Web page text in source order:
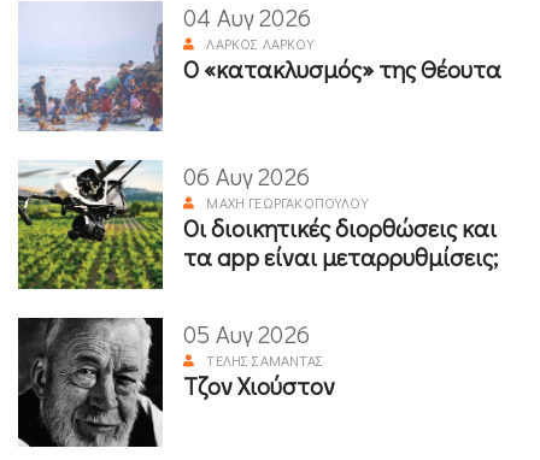
04 Αυγ 2026
ΛΆΡΚΟΣ ΛΆΡΚΟΥ
Ο «κατακλυσμός» της Θέουτα
06 Αυγ 2026
ΜΆΧΗ ΓΕΩΡΓΑΚΟΠΟΎΛΟΥ
Οι διοικητικές διορθώσεις και
τα app είναι μεταρρυθμίσεις;
05 Αυγ 2026
ΤΈΛΗΣ ΣΑΜΑΝΤΆΣ
Τζον Χιούστον